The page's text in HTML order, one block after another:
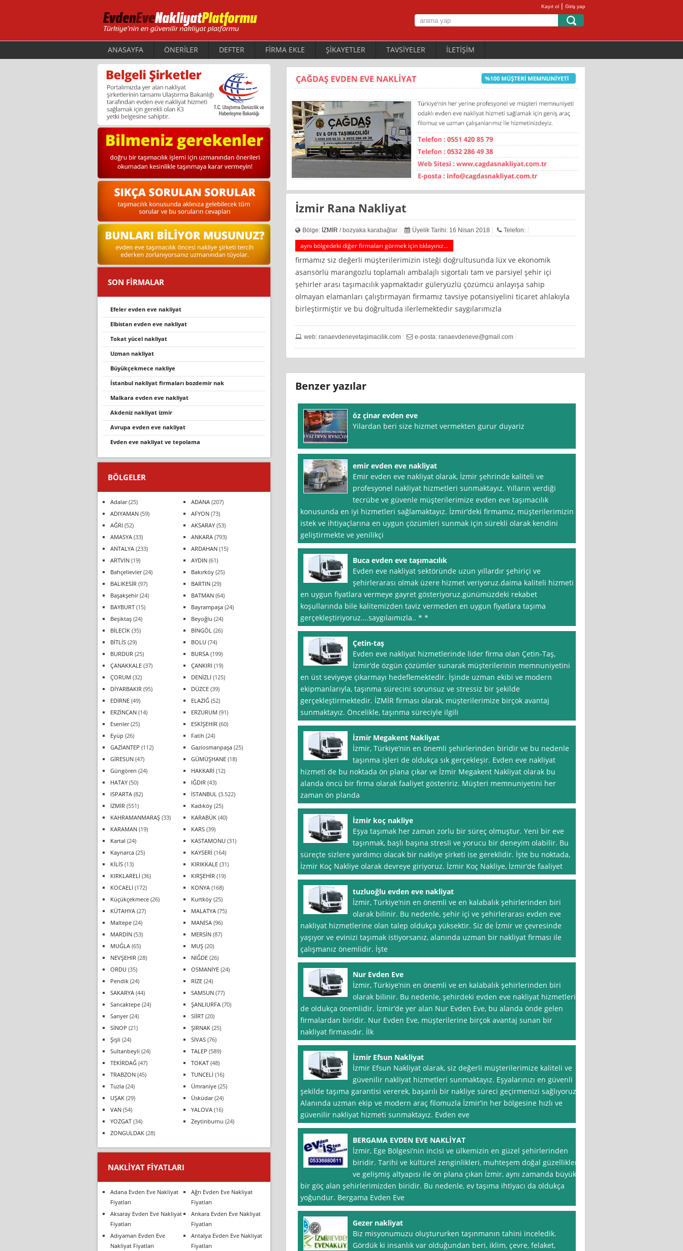
Kayıt ol | Giriş yap
ANASAYFA ÖNERİLER DEFTER FİRMA EKLE ŞİKAYETLER TAVSİYELER İLETİŞİM
İzmir Rana Nakliyat
Bölge: İZMİR / bozyaka karabağlar Üyelik Tarihi: 16 Nisan 2018 Telefon:
aynı bölgedeki diğer firmaları görmek için tıklayınız...
firmamız siz değerli müşterilerimizin isteği doğrultusunda lüx ve ekonomik
asansörlü marangozlu toplamalı ambalajlı sigortalı tam ve parsiyel şehir içi
şehirler arası taşımacılık yapmaktadır güleryüzlü çözümcü anlayışa sahip
olmayan elamanları çalıştırmayan firmamız tavsiye potansiyelini ticaret ahlakıyla
birleştirmiştir ve bu doğrultuda ilerlemektedir saygılarımızla
web: ranaevdenevetaşimacilik.com e-posta: ranaevdeneve@gmail.com
Benzer yazılar
öz çinar evden eve
Yilardan beri size hizmet vermekten gurur duyariz
emir evden eve nakliyat
Emir evden eve nakliyat olarak, İzmir şehrinde kaliteli ve
profesyonel nakliyat hizmetleri sunmaktayız. Yılların verdiği
tecrübe ve güvenle müşterilerimize evden eve taşımacılık
konusunda en iyi hizmetleri sağlamaktayız. İzmir’deki firmamız, müşterilerimizin
istek ve ihtiyaçlarına en uygun çözümleri sunmak için sürekli olarak kendini
geliştirmekte ve yenilikçi
Buca evden eve taşımacılık
Evden eve nakliyat sektöründe uzun yıllardır şehiriçi ve
şehirlerarası olmak üzere hizmet veriyoruz.daima kaliteli hizmeti
en uygun fiyatlara vermeye gayret gösteriyoruz.günümüzdeki rekabet
koşullarında bile kalitemizden taviz vermeden en uygun fiyatlara taşıma
gerçekleştiriyoruz….saygılaımızla.. * *
Çetin-taş
Evden eve nakliyat hizmetlerinde lider firma olan Çetin-Taş,
İzmir‘de özgün çözümler sunarak müşterilerinin memnuniyetini
en üst seviyeye çıkarmayı hedeflemektedir. İşinde uzman ekibi ve modern
ekipmanlarıyla, taşınma sürecini sorunsuz ve stressiz bir şekilde
gerçekleştirmektedir. İZMİR firması olarak, müşterilerimize birçok avantaj
sunmaktayız. Öncelikle, taşınma süreciyle ilgili
İzmir Megakent Nakliyat
İzmir, Türkiye’nin en önemli şehirlerinden biridir ve bu nedenle
taşınma işleri de oldukça sık gerçekleşir. Evden eve nakliyat
hizmeti de bu noktada ön plana çıkar ve İzmir Megakent Nakliyat olarak bu
alanda öncü bir firma olarak faaliyet gösteririz. Müşteri memnuniyetini her
zaman ön planda
İzmir koç nakliye
Eşya taşımak her zaman zorlu bir süreç olmuştur. Yeni bir eve
taşınmak, başlı başına stresli ve yorucu bir deneyim olabilir. Bu
süreçte sizlere yardımcı olacak bir nakliye şirketi ise gereklidir. İşte bu noktada,
İzmir Koç Nakliye olarak devreye giriyoruz. İzmir Koç Nakliye, İzmir’de faaliyet
tuzluoğlu evden eve nakliyat
İzmir, Türkiye’nin en önemli ve en kalabalık şehirlerinden biri
olarak bilinir. Bu nedenle, şehir içi ve şehirlerarası evden eve
nakliyat hizmetlerine olan talep oldukça yüksektir. Siz de İzmir ve çevresinde
yaşıyor ve evinizi taşımak istiyorsanız, alanında uzman bir nakliyat firması ile
çalışmanız önemlidir. İşte
Nur Evden Eve
İzmir, Türkiye’nin en önemli ve en kalabalık şehirlerinden biri
olarak bilinir. Bu nedenle, şehirdeki evden eve nakliyat hizmetleri
de oldukça önemlidir. İzmir’de yer alan Nur Evden Eve, bu alanda önde gelen
firmalardan biridir. Nur Evden Eve, müşterilerine birçok avantaj sunan bir
nakliyat firmasıdır. İlk
İzmir Efsun Nakliyat
İzmir Efsun Nakliyat olarak, siz değerli müşterilerimize kaliteli ve
güvenilir nakliyat hizmetleri sunmaktayız. Eşyalarınızı en güvenli
şekilde taşıma garantisi vererek, başarılı bir nakliye süreci geçirmenizi sağlıyoruz.
Alanında uzman ekip ve modern araç filomuzla İzmir’in her bölgesine hızlı ve
güvenilir nakliyat hizmeti sunmaktayız. Evden eve
BERGAMA EVDEN EVE NAKLİYAT
İzmir, Ege Bölgesi’nin incisi ve ülkemizin en güzel şehirlerinden
biridir. Tarihi ve kültürel zenginlikleri, muhteşem doğal güzellikleri
ve gelişmiş altyapısı ile ön plana çıkan İzmir, aynı zamanda büyük
bir göç alan şehirlerimizden biridir. Bu nedenle, ev taşıma ihtiyacı da oldukça
yoğundur. Bergama Evden Eve
Gezer nakliyat
Biz misyonumuzu oluştururken taşınmanın tahini inceledik.
Gördük ki insanlık var olduğundan beri, iklim, çevre, felaket,
SON FİRMALAR
efeler evden eve nakliyat
elbi̇stan evden eve nakli̇yat
tokat yücel nakliyat
uzman nakliyat
büyükçekmece nakliye
i̇stanbul nakli̇yat fi̇rmalari bozdemi̇r nak
malkara evden eve nakli̇yat
akdeniz nakliyat izmir
avrupa evden eve nakli̇yat
evden eve nakliyat ve tepolama
BÖLGELER
Adalar(25) ADANA (207)
ADIYAMAN (59) AFYON (73)
AĞRI (52) AKSARAY (53)
AMASYA (33) ANKARA (793)
ANTALYA (233) ARDAHAN (15)
ARTVİN (19) AYDIN (61)
Bahçelievler(24) Bakırköy (25)
BALIKESİR (97) BARTIN (29)
Başakşehir(24) BATMAN (64)
BAYBURT (15) Bayrampaşa (24)
Beşiktaş (24) Beyoğlu (24)
BİLECİK (35) BİNGÖL (26)
BİTLİS (29) BOLU (74)
BURDUR (25) BURSA (199)
ÇANAKKALE (37) ÇANKIRI (19)
ÇORUM (32) DENİZLİ (125)
DİYARBAKIR (95) DÜZCE (39)
EDİRNE (49) ELAZIĞ (52)
ERZİNCAN (14) ERZURUM (91)
Esenler(25) ESKİŞEHİR (60)
Eyüp (26) Fatih (24)
GAZİANTEP (112) Gaziosmanpaşa (25)
GİRESUN (47) GÜMÜŞHANE (18)
Güngören (24) HAKKARİ (12)
HATAY (50) IĞDIR (43)
ISPARTA (82) İSTANBUL (3.522)
İZMİR (551) Kadıköy (25)
KAHRAMANMARAŞ (33) KARABÜK (40)
KARAMAN (19) KARS (39)
Kartal (24) KASTAMONU (31)
Kaynarca (25) KAYSERİ (164)
KİLİS (13) KIRIKKALE (31)
KIRKLARELİ (36) KIRŞEHİR (19)
KOCAELİ (172) KONYA (168)
Küçükçekmece (26) Kurtköy (25)
KÜTAHYA (27) MALATYA (75)
Maltepe (24) MANİSA (96)
MARDİN (53) MERSİN (87)
MUĞLA (65) MUŞ (20)
NEVŞEHİR (28) NİĞDE (26)
ORDU (35) OSMANİYE (24)
Pendik (24) RİZE (24)
SAKARYA (44) SAMSUN (77)
Sancaktepe (24) ŞANLIURFA (70)
Sarıyer(24) SİİRT (20)
SİNOP (21) ŞIRNAK (25)
Şişli (24) SİVAS (76)
Sultanbeyli (24) TALEP (589)
TEKİRDAĞ (47) TOKAT (48)
TRABZON (45) TUNCELİ (16)
Tuzla (24) Ümraniye (25)
UŞAK (29) Üsküdar(24)
VAN (54) YALOVA (16)
YOZGAT (34) Zeytinburnu (24)
ZONGULDAK (28)
NAKLIYAT FIYATLARI
Adana Evden Eve Nakliyat
Fiyatları
Ağrı Evden Eve Nakliyat
Fiyatları
Aksaray Evden Eve Nakliyat
Fiyatları
Ankara Evden Eve Nakliyat
Fiyatları
Adıyaman Evden Eve
Nakliyat Fiyatları
Antalya Evden Eve Nakliyat
Fiyatları